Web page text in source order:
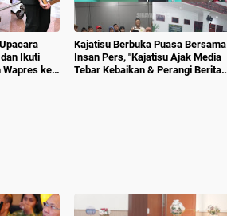
Ikuti
Wapres ke-
Kajatisu Berbuka Puasa Bersama
Insan Pers, "Kajatisu Ajak Media
Tebar Kebaikan & Perangi Berita